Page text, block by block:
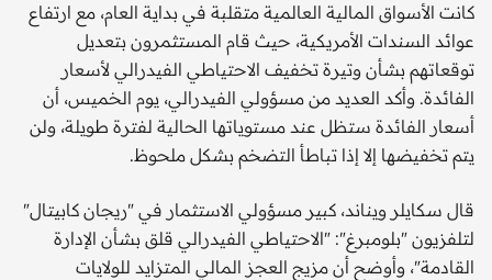
كانت الأسواق المالية العالمية متقلبة في بداية العام، مع ارتفاع
عوائد السندات الأمريكية، حيث قام المستثمرون بتعديل
توقعاتهم بشأن وتيرة تخفيف الاحتياطي الفيدرالي لأسعار
الفائدة. وأكد العديد من مسؤولي الفيدرالي، يوم الخميس، أن
أسعار الفائدة ستظل عند مستوياتها الحالية لفترة طويلة، ولن
يتم تخفيضها إلا إذا تباطأ التضخم بشكل ملحوظ.
قال سكايلر ويناند، كبير مسؤولي الاستثمار في "ريجان كابيتال"
لتلفزيون "بلومبرغ": "الاحتياطي الفيدرالي قلق بشأن الإدارة
القادمة"، وأوضح أن مزيج العجز المالي المتزايد للولايات